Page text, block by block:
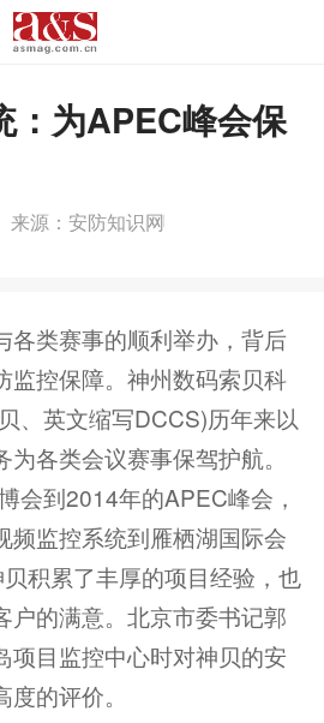
：为APEC峰会保
来源：安防知识网
各类赛事的顺利举办，背后
监控保障。神州数码索贝科
、英文缩写DCCS)历年来以
各类会议赛事保驾护航。
会到2014年的APEC峰会，
频监控系统到雁栖湖国际会
积累了丰厚的项目经验，也
户的满意。北京市委书记郭
项目监控中心时对神贝的安
的评价。